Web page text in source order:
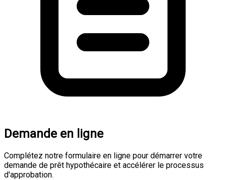
Demande en ligne
Complétez notre formulaire en ligne pour démarrer votre
demande de prêt hypothécaire et accélérer le processus
d'approbation.